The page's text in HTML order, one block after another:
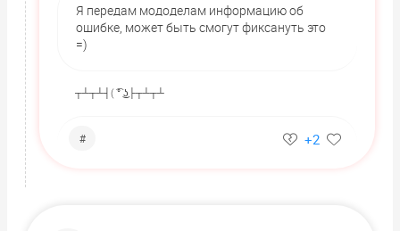
Я передам мододелам информацию об
ошибке, может быть смогут фиксануть это
=)
┬┴┬┴┤( ͡° ͜ʖ├┬┴┬┴
# +2